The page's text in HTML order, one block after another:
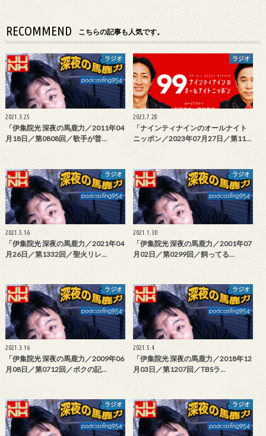
RECOMMEND こちらの記事も人気です。
ラジオ
2021.3.25
「伊集院光 深夜の馬鹿力／2011年04
月18日／第0808回／歌手が普…
ラジオ
2023.7.28
「ナインティナインのオールナイト
ニッポン／2023年07月27日／第11…
ラジオ
2021.5.16
「伊集院光 深夜の馬鹿力／2021年04
月26日／第1332回／聖火リレ…
ラジオ
2021.1.30
「伊集院光 深夜の馬鹿力／2001年07
月02日／第0299回／飼ってる…
ラジオ
2021.3.16
「伊集院光 深夜の馬鹿力／2009年06
月08日／第0712回／ボクの記…
ラジオ
2021.5.4
「伊集院光 深夜の馬鹿力／2018年12
月03日／第1207回／TBSラ…
ラジオ ラジオ